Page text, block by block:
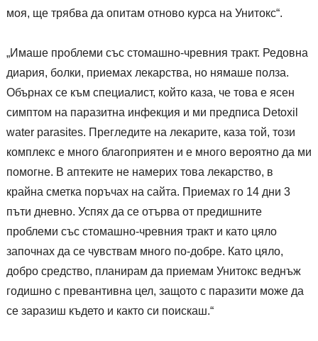
моя, ще трябва да опитам отново курса на Унитокс“.
„Имаше проблеми със стомашно-чревния тракт. Редовна
диария, болки, приемах лекарства, но нямаше полза.
Обърнах се към специалист, който каза, че това е ясен
симптом на паразитна инфекция и ми предписа Detoxil
water parasites. Прегледите на лекарите, каза той, този
комплекс е много благоприятен и е много вероятно да ми
помогне. В аптеките не намерих това лекарство, в
крайна сметка поръчах на сайта. Приемах го 14 дни 3
пъти дневно. Успях да се отърва от предишните
проблеми със стомашно-чревния тракт и като цяло
започнах да се чувствам много по-добре. Като цяло,
добро средство, планирам да приемам Унитокс веднъж
годишно с превантивна цел, защото с паразити може да
се заразиш където и както си поискаш.“